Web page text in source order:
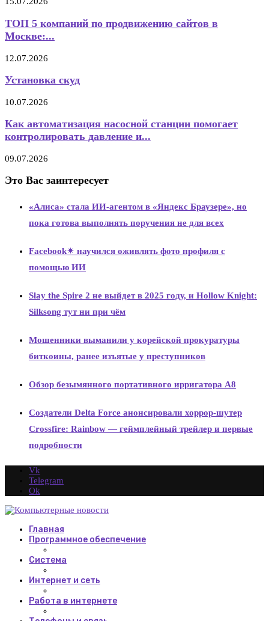
ТОП 5 компаний по продвижению сайтов в
Москве:...
12.07.2026
Установка скуд
10.07.2026
Как автоматизация насосной станции помогает
контролировать давление и...
09.07.2026
Это Вас заинтересует
«Алиса» стала ИИ-агентом в «Яндекс Браузере», но
пока готова выполнять поручения не для всех
Facebook✴ научился оживлять фото профиля с
помощью ИИ
Slay the Spire 2 не выйдет в 2025 году, и Hollow Knight:
Silksong тут ни при чём
Мошенники выманили у корейской прокуратуры
биткоины, ранее изъятые у преступников
Обзор безымянного портативного ирригатора А8
Создатели Delta Force анонсировали хоррор-шутер
Crossfire: Rainbow — геймплейный трейлер и первые
подробности
Vk
Telegram
Ok
Главная
Программное обеспечение
Система
Интернет и сеть
Работа в интернете